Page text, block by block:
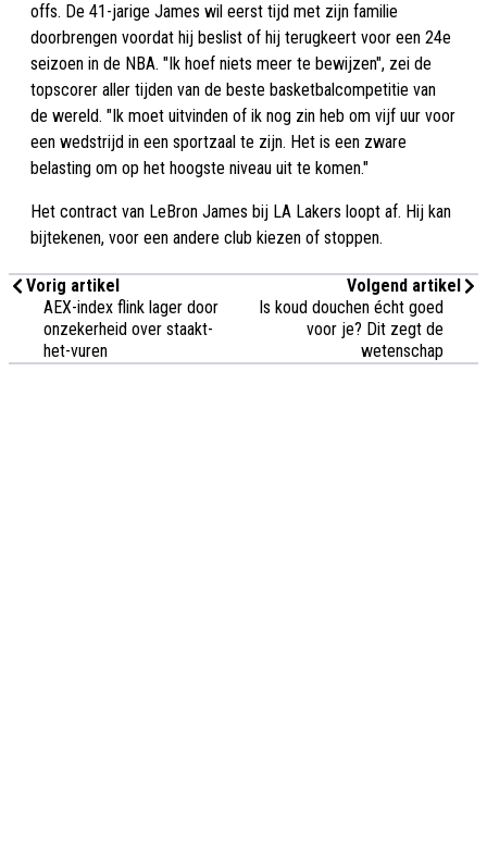
offs. De 41-jarige James wil eerst tijd met zijn familie
doorbrengen voordat hij beslist of hij terugkeert voor een 24e
seizoen in de NBA. "Ik hoef niets meer te bewijzen", zei de
topscorer aller tijden van de beste basketbalcompetitie van
de wereld. "Ik moet uitvinden of ik nog zin heb om vijf uur voor
een wedstrijd in een sportzaal te zijn. Het is een zware
belasting om op het hoogste niveau uit te komen."
Het contract van LeBron James bij LA Lakers loopt af. Hij kan
bijtekenen, voor een andere club kiezen of stoppen.
Vorig artikel
AEX-index flink lager door
onzekerheid over staakt-
het-vuren
Volgend artikel
Is koud douchen écht goed
voor je? Dit zegt de
wetenschap